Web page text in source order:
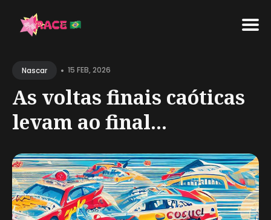
forNascar • 15 FEB, 2026
As voltas finais caóticas
levam ao final...